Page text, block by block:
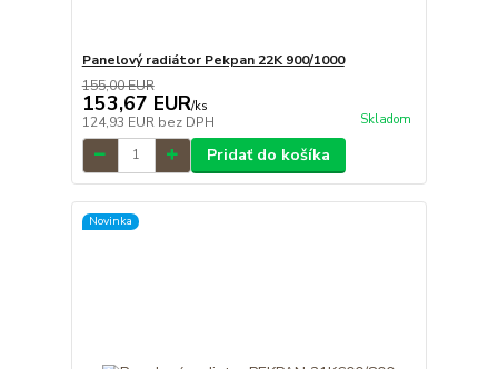
Panelový radiátor Pekpan 22K 900/1000
155,00 EUR
153,67 EUR/ks
124,93 EUR bez DPH Skladom
Pridať do košíka
Novinka